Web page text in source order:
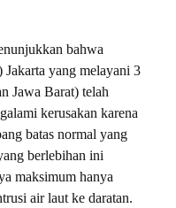
bahwa
yang melayani 3
Jawa Barat) telah
kerusakan karena
batas normal yang
berlebihan ini
maksimum hanya
air laut ke daratan.